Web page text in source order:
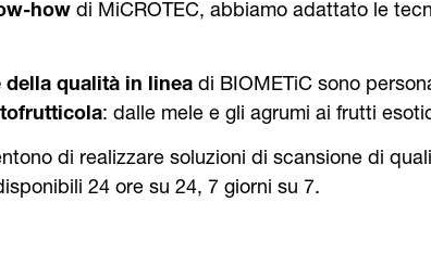
how di MiCROTEC, abbiamo adattato le
qualità in linea di BIOMETiC sono
: dalle mele e gli agrumi ai frutti
di realizzare soluzioni di scansione di
24 ore su 24, 7 giorni su 7.